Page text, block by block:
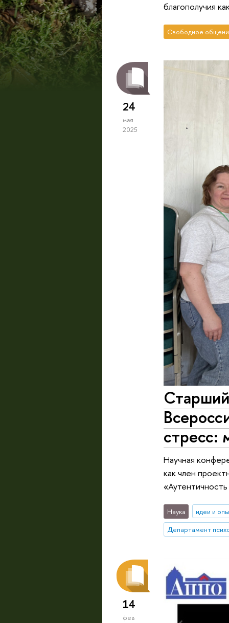
благополучия
Свободное
24
мая
2025
стресс:
Научная
как член
Наука
идеи и
Департамент
14
фев